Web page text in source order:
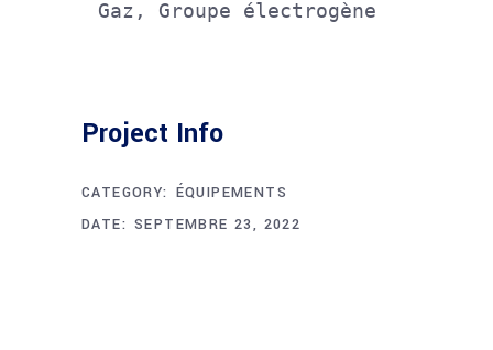
Gaz, Groupe électrogène
Project Info
CATEGORY: ÉQUIPEMENTS
DATE: SEPTEMBRE 23, 2022